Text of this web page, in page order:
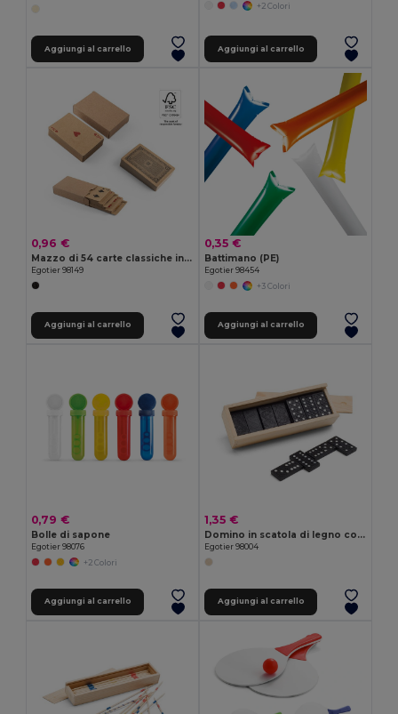
Aggiungi al carrello
+2 Colori
Aggiungi al carrello
0,96 €
Mazzo di 54 carte classiche in carta kraft, con materiale certificato FSC™ e altri materiali controllati
Egotier 98149
Aggiungi al carrello
0,35 €
Battimano (PE)
Egotier 98454
+3 Colori
Aggiungi al carrello
0,79 €
Bolle di sapone
Egotier 98076
+2 Colori
Aggiungi al carrello
1,35 €
Domino in scatola di legno con coperchio
Egotier 98004
Aggiungi al carrello